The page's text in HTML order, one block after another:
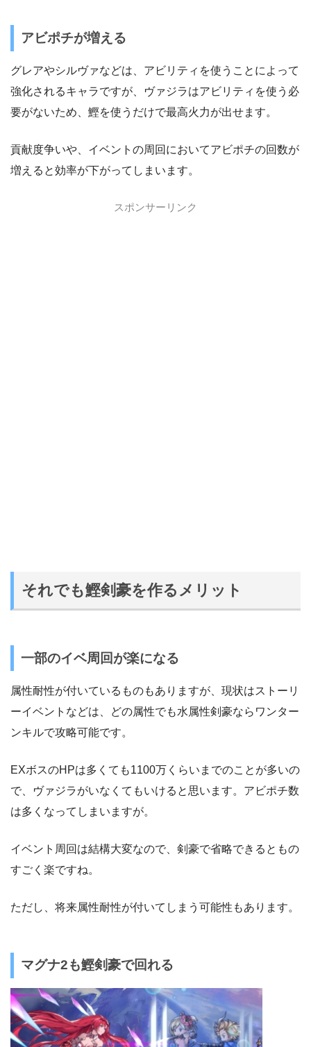
アビポチが増える
グレアやシルヴァなどは、アビリティを使うことによって
強化されるキャラですが、ヴァジラはアビリティを使う必
要がないため、鰹を使うだけで最高火力が出せます。
貢献度争いや、イベントの周回においてアビポチの回数が
増えると効率が下がってしまいます。
スポンサーリンク
それでも鰹剣豪を作るメリット
一部のイベ周回が楽になる
属性耐性が付いているものもありますが、現状はストーリ
ーイベントなどは、どの属性でも水属性剣豪ならワンター
ンキルで攻略可能です。
EXボスのHPは多くても1100万くらいまでのことが多いの
で、ヴァジラがいなくてもいけると思います。アビポチ数
は多くなってしまいますが。
イベント周回は結構大変なので、剣豪で省略できるともの
すごく楽ですね。
ただし、将来属性耐性が付いてしまう可能性もあります。
マグナ2も鰹剣豪で回れる